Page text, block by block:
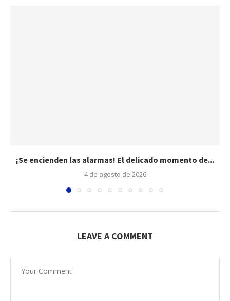
¡Se encienden las alarmas! El delicado momento de...
4 de agosto de 2026
LEAVE A COMMENT